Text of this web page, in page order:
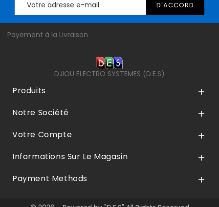
Payement à la Livraison
DJIOU ELECTRO SYSTEMES (D.E.S)
Produits 
Notre Société 
Votre Compte 
Informations Sur Le Magasin 
Payment Methods 